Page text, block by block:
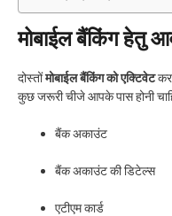
मोबाईल बैंकिंग हेतु
दोस्तोंमोबाईल बैंकिंग को एक्टिवेट
कुछ जरूरी चीजे आपके पास होनी
बैंक अकाउंट
बैंक अकाउंट की डिटेल्स
एटीएम कार्ड